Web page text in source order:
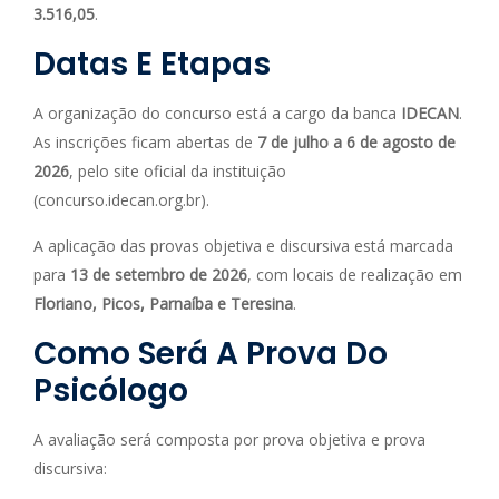
3.516,05.
Datas E Etapas
A organização do concurso está a cargo da banca IDECAN.
As inscrições ficam abertas de 7 de julho a 6 de agosto de
2026, pelo site oficial da instituição
(concurso.idecan.org.br).
A aplicação das provas objetiva e discursiva está marcada
para 13 de setembro de 2026, com locais de realização em
Floriano, Picos, Parnaíba e Teresina.
Como Será A Prova Do
Psicólogo
A avaliação será composta por prova objetiva e prova
discursiva: